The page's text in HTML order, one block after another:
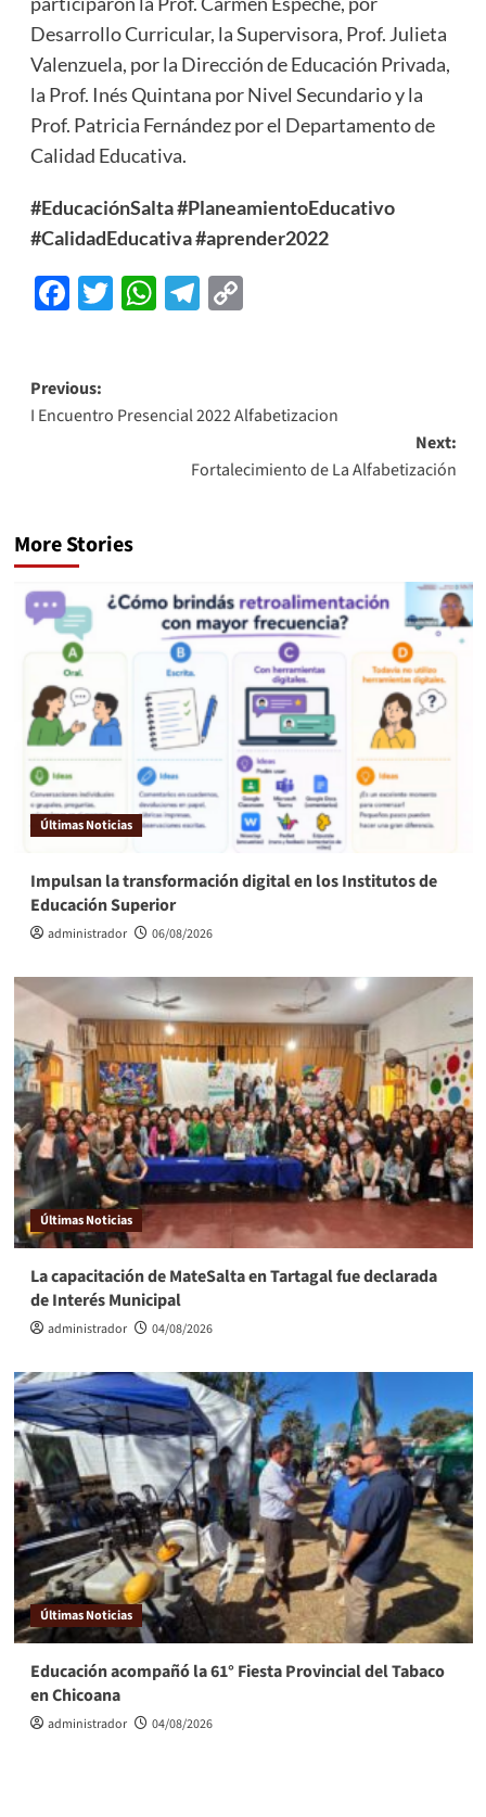
Desarrollo Curricular, la Supervisora, Prof. Julieta
Valenzuela, por la Dirección de Educación Privada,
la Prof. Inés Quintana por Nivel Secundario y la
Prof. Patricia Fernández por el Departamento de
Calidad Educativa.
#EducaciónSalta #PlaneamientoEducativo
#CalidadEducativa #aprender2022
Facebook
Twitter
WhatsApp
Telegram
Copy
Previous:
I Encuentro Presencial 2022 Alfabetizacion
Next:
Fortalecimiento de La Alfabetización
More Stories
Últimas Noticias
Impulsan la transformación digital en los Institutos de
Educación Superior
administrador 06/08/2026
Últimas Noticias
La capacitación de MateSalta en Tartagal fue declarada
de Interés Municipal
administrador 04/08/2026
Últimas Noticias
Educación acompañó la 61° Fiesta Provincial del Tabaco
en Chicoana
administrador 04/08/2026